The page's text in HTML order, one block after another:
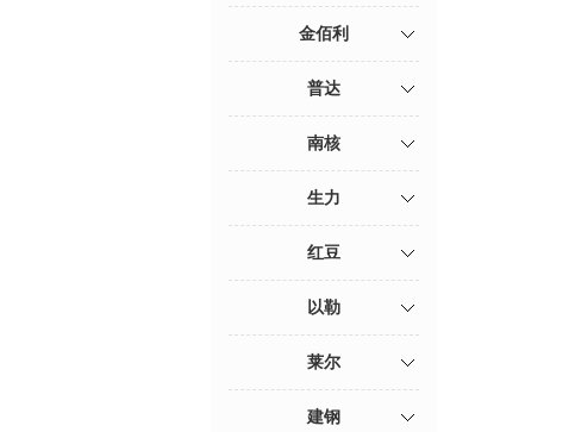
金佰利
普达
南核
生力
红豆
以勒
莱尔
建钢